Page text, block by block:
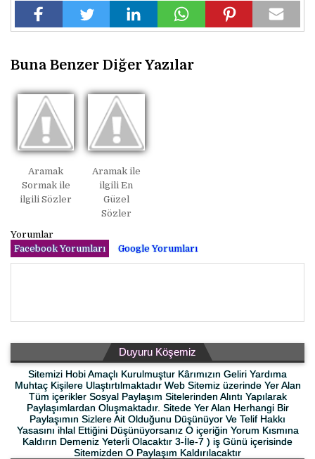
Buna Benzer Diğer Yazılar
Aramak
Sormak ile
ilgili Sözler
Aramak ile
ilgili En
Güzel
Sözler
Yorumlar
Facebook Yorumları
Google Yorumları
Duyuru Köşemiz
Sitemizi Hobi Amaçlı Kurulmuştur Kârımızın Geliri Yardıma
Muhtaç Kişilere Ulaştırtılmaktadır Web Sitemiz üzerinde Yer Alan
Tüm içerikler Sosyal Paylaşım Sitelerinden Alıntı Yapılarak
Paylaşımlardan Oluşmaktadır. Sitede Yer Alan Herhangi Bir
Paylaşımın Sizlere Ait Olduğunu Düşünüyor Ve Telif Hakkı
Yasasını ihlal Ettiğini Düşünüyorsanız O içeriğin Yorum Kısmına
Kaldırın Demeniz Yeterli Olacaktır 3-İle-7 ) iş Günü içerisinde
Sitemizden O Paylaşım Kaldırılacaktır